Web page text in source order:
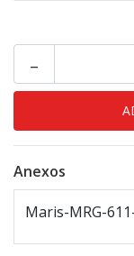
-
Anexos
Maris-MRG-